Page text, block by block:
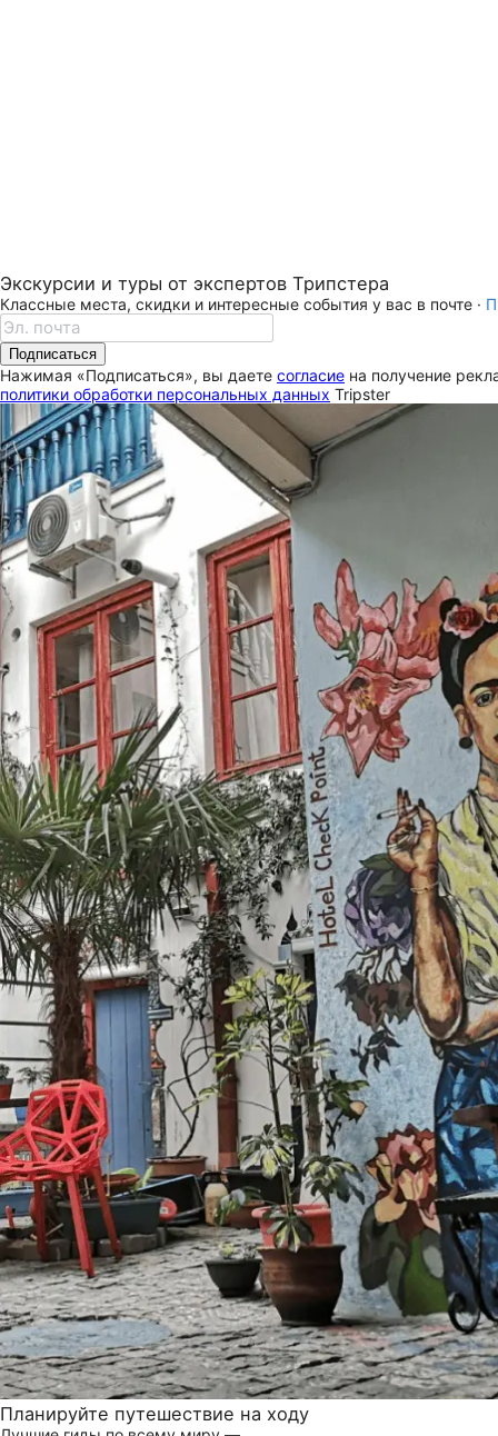
Экскурсии и туры от экспертов Трипстера
Классные места, скидки и интересные события у вас в почте ·
Подписаться
Нажимая «Подписаться», вы даете согласие на получение
политики обработки персональных данных Tripster
Планируйте путешествие на ходу